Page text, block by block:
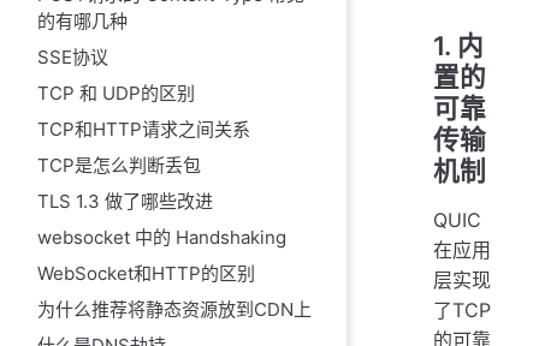
的有哪几种
SSE协议
TCP 和 UDP的区别
TCP和HTTP请求之间关系
TCP是怎么判断丢包
TLS 1.3 做了哪些改进
websocket 中的 Handshaking
WebSocket和HTTP的区别
为什么推荐将静态资源放到CDN上
1. 内
置的
可靠
传输
机制
QUIC
在应用
层实现
了TCP
的可靠